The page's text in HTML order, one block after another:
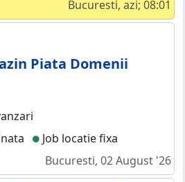
Bucuresti, azi; 08:01
Piata Domenii
Job locatie fixa
Bucuresti, 02 August '26